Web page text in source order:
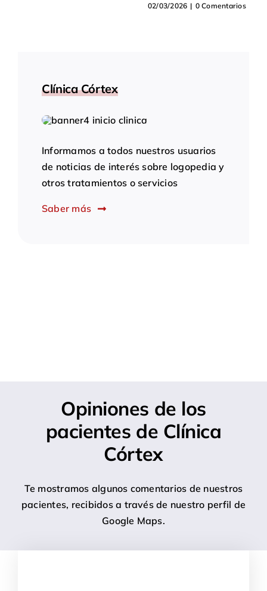
02/03/2026 | 0 Comentarios
Clínica Córtex
Informamos a todos nuestros usuarios
de noticias de interés sobre logopedia y
otros tratamientos o servicios
Saber más
Opiniones de los
pacientes de Clínica
Córtex
Te mostramos algunos comentarios de nuestros
pacientes, recibidos a través de nuestro perfil de
Google Maps.